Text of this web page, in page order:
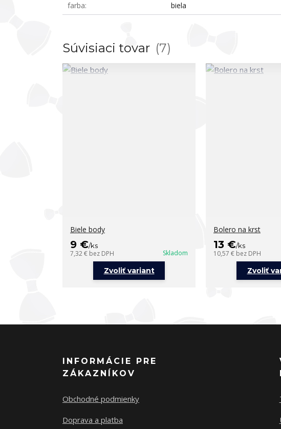
farba
biela
Súvisiaci tovar 7
Biele body
9 €/ks
7,32 € bez DPH Skladom
Zvoliť variant
Bolero na krst
13 €/ks
10,57 € bez DPH
Zvoliť
INFORMÁCIE PRE
ZÁKAZNÍKOV
Obchodné podmienky
Doprava a platba